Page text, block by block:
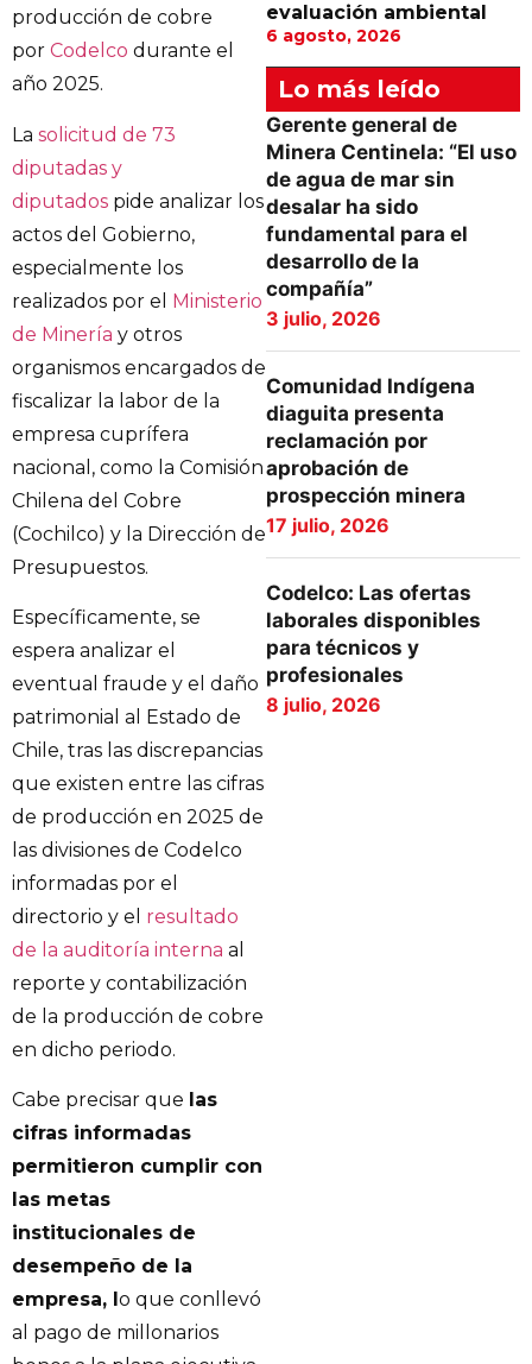
producción de cobre
por Codelco durante el
año 2025.
La solicitud de 73
diputadas y
diputados pide analizar los
actos del Gobierno,
especialmente los
realizados por el Ministerio
de Minería y otros
organismos encargados de
fiscalizar la labor de la
empresa cuprífera
nacional, como la Comisión
Chilena del Cobre
(Cochilco) y la Dirección de
Presupuestos.
Específicamente, se
espera analizar el
eventual fraude y el daño
patrimonial al Estado de
Chile, tras las discrepancias
que existen entre las cifras
de producción en 2025 de
las divisiones de Codelco
informadas por el
directorio y el resultado
de la auditoría interna al
reporte y contabilización
de la producción de cobre
en dicho periodo.
Cabe precisar que las
cifras informadas
permitieron cumplir con
las metas
institucionales de
desempeño de la
empresa, l o que conllevó
al pago de millonarios
evaluación ambiental
6 agosto, 2026
Lo más leído
Gerente general de
Minera Centinela: “El uso
de agua de mar sin
desalar ha sido
fundamental para el
desarrollo de la
compañía”
3 julio, 2026
Comunidad Indígena
diaguita presenta
reclamación por
aprobación de
prospección minera
17 julio, 2026
Codelco: Las ofertas
laborales disponibles
para técnicos y
profesionales
8 julio, 2026